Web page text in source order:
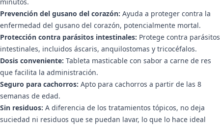
Prevención del gusano del corazón: Ayuda a proteger contra la
enfermedad del gusano del corazón, potencialmente mortal.
Protección contra parásitos intestinales: Protege contra parásitos
intestinales, incluidos áscaris, anquilostomas y tricocéfalos.
Dosis conveniente: Tableta masticable con sabor a carne de res
que facilita la administración.
Seguro para cachorros: Apto para cachorros a partir de las 8
semanas de edad.
Sin residuos: A diferencia de los tratamientos tópicos, no deja
suciedad ni residuos que se puedan lavar, lo que lo hace ideal